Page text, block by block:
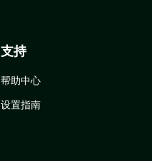
支持
帮助中心
设置指南